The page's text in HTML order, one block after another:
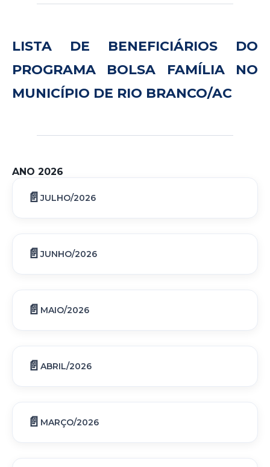
LISTA DE BENEFICIÁRIOS DO
PROGRAMA BOLSA FAMÍLIA NO
MUNICÍPIO DE RIO BRANCO/AC
ANO 2026
JULHO/2026
JUNHO/2026
MAIO/2026
ABRIL/2026
MARÇO/2026